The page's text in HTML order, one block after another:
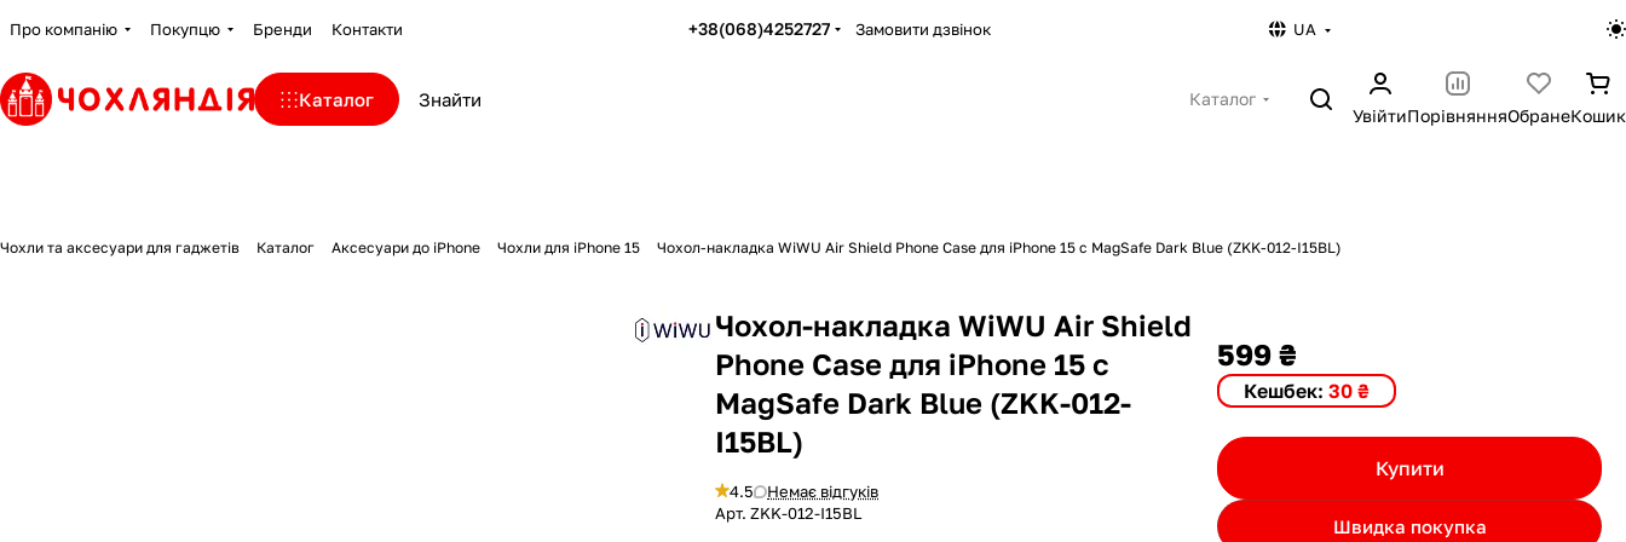
Про компанію Покупцю Бренди Контакти +38(068)4252727 Замовити дзвінок UA
Каталог
Каталог
УвійтиПорівнянняОбранеКошик
Чохли та аксесуари для гаджетів Каталог Аксесуари до iPhone Чохли для iPhone 15 Чохол-накладка WiWU Air Shield Phone Case для iPhone 15 с MagSafe Dark Blue (ZKK-012-I15BL)
Чохол-накладка WiWU Air Shield
Phone Case для iPhone 15 с
MagSafe Dark Blue (ZKK-012-
I15BL)
4.5
Немає відгуків
Арт.ZKK-012-I15BL
599 ₴
Кешбек: 30 ₴
Купити
Швидка покупка